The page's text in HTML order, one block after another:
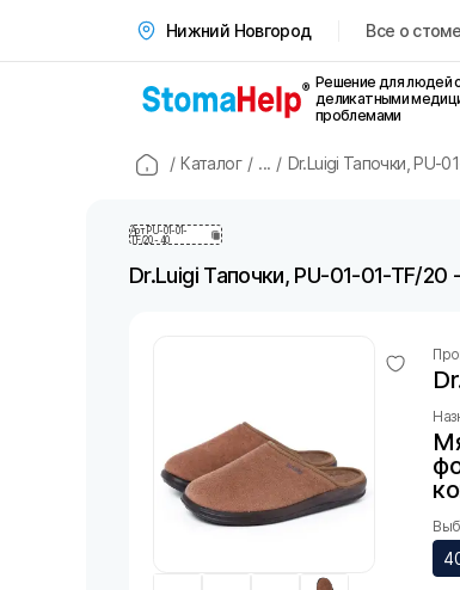
Нижний Новгород Все о стоме
Решение для людей
деликатными
проблемами
/ Каталог / ... / Dr.Luigi Тапочки, PU-
Арт PU-01-01-
TF/20 - 40
Dr.Luigi Тапочки, PU-01-01-TF/20